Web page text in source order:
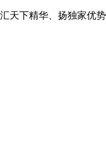
天下精华、扬独家优